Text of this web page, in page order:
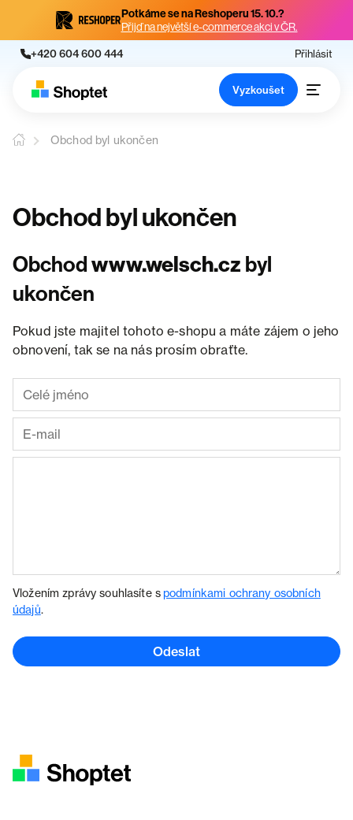
Potkáme se na Reshoperu 15. 10.?
Přijď na největší e-commerce akci v ČR.
+420 604 600 444 Přihlásit
Vyzkoušet
Obchod byl ukončen
Obchod byl ukončen
Obchodwww.welsch.cz byl
ukončen
Pokud jste majitel tohoto e-shopu a máte zájem o jeho
obnovení, tak se na nás prosím obraťte.
Vložením zprávy souhlasíte spodmínkami ochrany osobních
údajů.
Odeslat